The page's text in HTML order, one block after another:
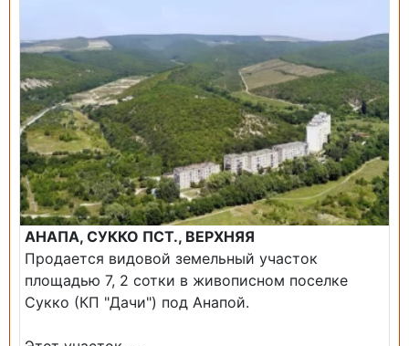
АНАПА, СУККО ПСТ., ВЕРХНЯЯ
Продается видовой земельный участок
площадью 7, 2 сотки в живописном поселке
Сукко (КП "Дачи") под Анапой.